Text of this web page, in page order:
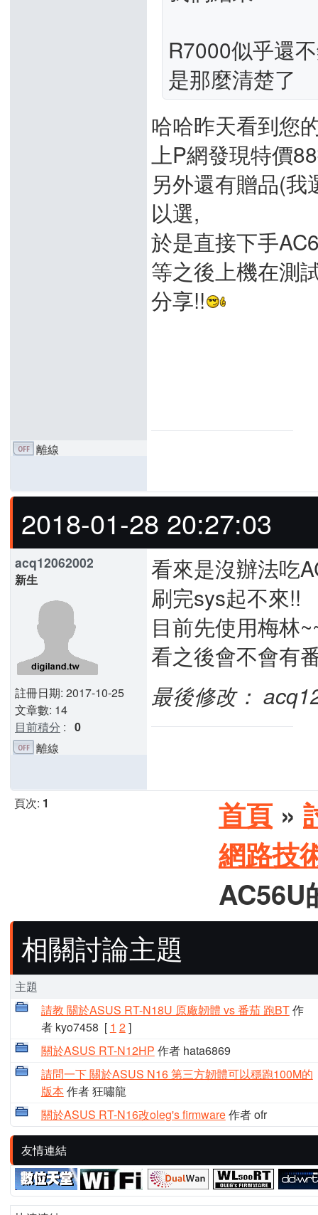
R7000似乎還
是那麼清楚了
哈哈昨天看到您
上P網發現特價
另外還有贈品(我
以選,
於是直接下手
等之後上機在測
分享!!
離線
2018-01-28 20:27:03
acq12062002
新生
註冊日期: 2017-10-25
文章數: 14
目前積分 : 0
看來是沒辦法吃
刷完sys起不來!!
目前先使用梅林
看之後會不會有
最後修改：
離線
頁次: 1 首頁 »
網路技
AC56U
相關討論主題
主題
請教 關於ASUS RT-N18U 原廠韌體 vs 番茄 跑BT作
者 kyo7458 [ 1 2]
關於ASUS RT-N12HP 作者 hata6869
請問一下 關於ASUS N16 第三方韌體可以穩跑100M的
版本 作者 狂嘯龍
關於ASUS RT-N16改oleg's firmware作者 ofr
友情連結